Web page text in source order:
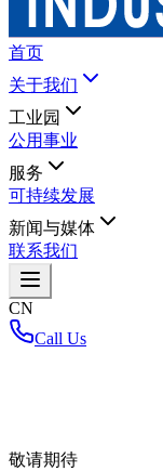
首页
关于我们
工业园
公用事业
服务
可持续发展
新闻与媒体
联系我们
CN
Call Us
敬请期待